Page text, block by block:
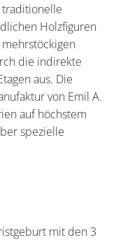
traditionelle
Holzfiguren
die indirekte
aus. Die
von Emil A.
auf höchstem
spezielle
mit den 3